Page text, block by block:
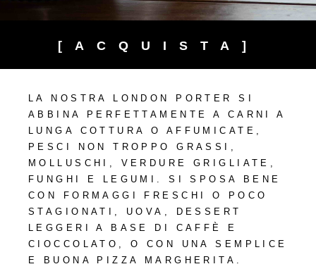
[ACQUISTA]
LA NOSTRA LONDON PORTER SI
ABBINA PERFETTAMENTE A CARNI A
LUNGA COTTURA O AFFUMICATE,
PESCI NON TROPPO GRASSI,
MOLLUSCHI, VERDURE GRIGLIATE,
FUNGHI E LEGUMI. SI SPOSA BENE
CON FORMAGGI FRESCHI O POCO
STAGIONATI, UOVA, DESSERT
LEGGERI A BASE DI CAFFÈ E
CIOCCOLATO, O CON UNA SEMPLICE
E BUONA PIZZA MARGHERITA.